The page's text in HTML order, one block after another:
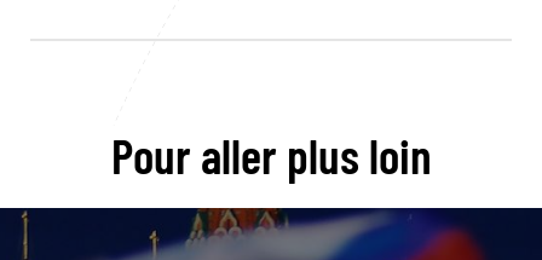
Pour aller plus loin